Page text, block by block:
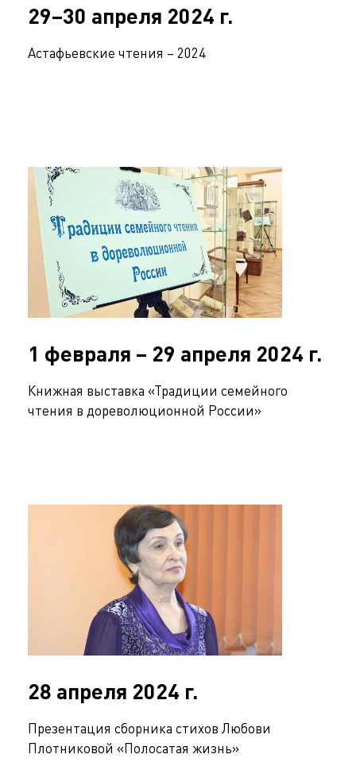
29–30 апреля 2024 г.
Астафьевские чтения – 2024
1 февраля – 29 апреля 2024 г.
Книжная выставка «Традиции семейного
чтения в дореволюционной России»
28 апреля 2024 г.
Презентация сборника стихов Любови
Плотниковой «Полосатая жизнь»